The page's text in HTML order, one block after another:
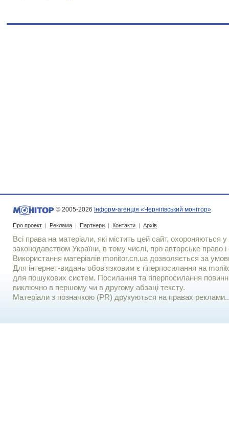
© 2005-2026 Інформ-агенція «Чернігівський монітор»
Про проект | Реклама | Партнери | Контакти | Архів
Всі права на матеріали, які містить цей сайт, охороняються у
законодавством України, в тому числі, про авторське право і
Використання матерiалiв monitor.cn.ua дозволяється за
Для iнтернет-видань обов'язковим є гiперпосилання на
для пошукових систем. Посилання та гіперпосилання
виключно в першому чи в другому абзаці тексту.
Матеріали з позначкою (PR) друкуються на правах реклами..